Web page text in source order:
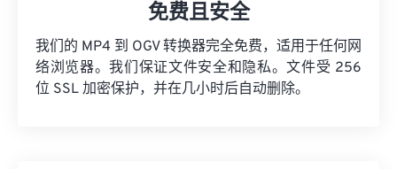
免费且安全
我们的 MP4 到 OGV 转换器完全免费，适用于任何网
络浏览器。我们保证文件安全和隐私。文件受 256
位 SSL 加密保护，并在几小时后自动删除。